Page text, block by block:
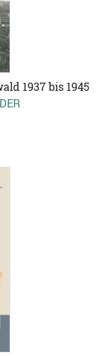
1937 bis 1945